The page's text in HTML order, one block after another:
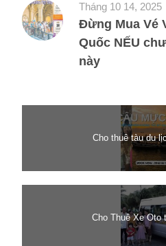
Tháng 10 14, 2025
Đừng Mua Vé
Quốc NẾU
này
Cho thuê tàu du
Cho Thuê Xe Oto